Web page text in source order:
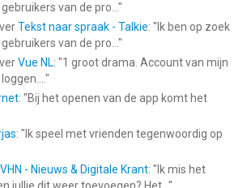
van de pro... "
Tekst naar spraak - Talkie: " Ik ben op zoek
van de pro... "
Vue NL: "1 groot drama. Account van mijn
"
: "Bij het openen van de app komt het
: " Ik speel met vrienden tegenwoordig op
- Nieuws & Digitale Krant: " Ik mis het